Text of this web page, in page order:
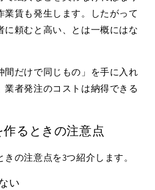
業賃も発生します。したがって
に頼むと高い、とは一概にはな
間だけで同じもの」を手に入れ
業者発注のコストは納得できる
るときの注意点
の注意点を3つ紹介します。
い